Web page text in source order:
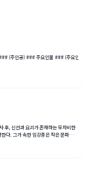
(주인공) ### 주요인물 ### (주요인
후, 신선과 요괴가 존재하는 무자비한
다. 그가 속한 임강종은 작은 문파에